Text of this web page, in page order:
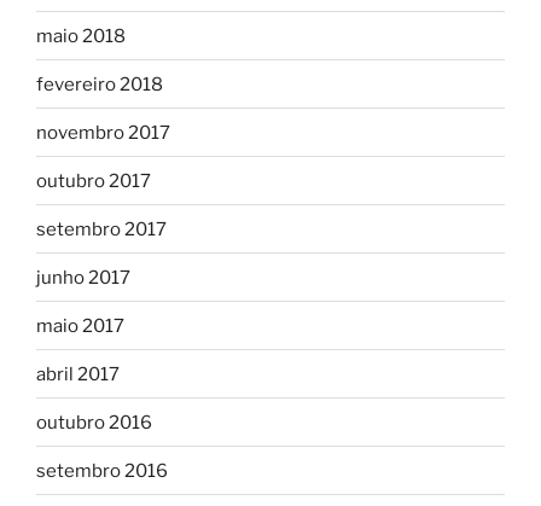
maio 2018
fevereiro 2018
novembro 2017
outubro 2017
setembro 2017
junho 2017
maio 2017
abril 2017
outubro 2016
setembro 2016